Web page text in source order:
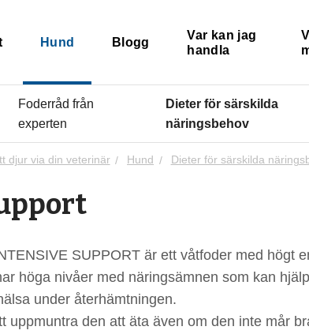
Hund Blogg
Var kan jag
handla
Foderråd från
experten
Dieter för särskilda
näringsbehov
djur via din veterinär Hund Dieter för särskilda
SUPPORT är ett våtfoder med högt
höga nivåer med näringsämnen som kan
under återhämtningen.
uppmuntra den att äta även om den inte mår